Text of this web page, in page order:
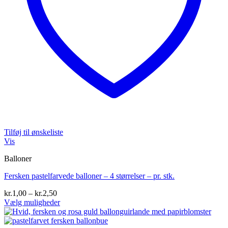
Tilføj til ønskeliste
Vis
Balloner
Fersken pastelfarvede balloner – 4 størrelser – pr. stk.
kr.1,00 – kr.2,50Prisinterval:
kr.1,00
til
kr.2,50
Vælg muligheder
Dette
vare